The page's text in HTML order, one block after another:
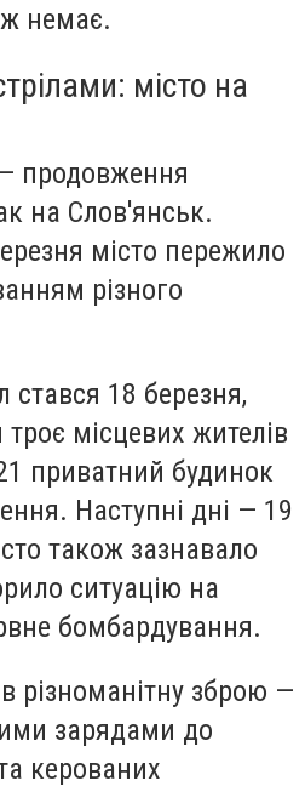
немає.
місто на
продовження
на Слов'янськ.
місто пережило
різного
стався 18 березня,
місцевих жителів
приватний будинок
Наступні дні — 19
також зазнавало
ситуацію на
бомбардування.
різноманітну зброю —
зарядами до
керованих